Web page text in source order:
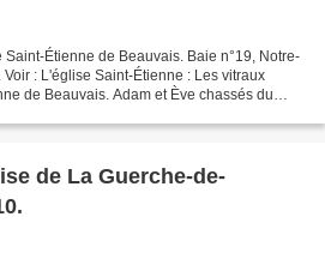
Étienne de Beauvais. Baie n°19, Notre-
: L'église Saint-Étienne : Les vitraux
de Beauvais. Adam et Ève chassés du
de La Guerche-de-